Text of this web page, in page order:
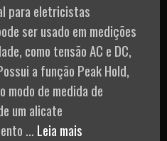
para eletricistas
ser usado em medições
como tensão AC e DC,
a função Peak Hold,
modo de medida de
um alicate
… Leia mais